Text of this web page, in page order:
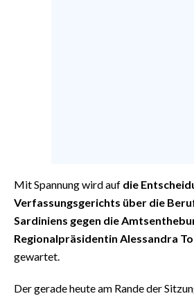
INFO AZIENDE
ABBONATI
ANNUNCI
NECROLOGI
PUBBLICITÀ
Mit Spannung wird auf die
Verfassungsgerichts über die
Sardiniens gegen die
Regionalpräsidentin Alessandra
gewartet.
Der gerade heute am Rande der